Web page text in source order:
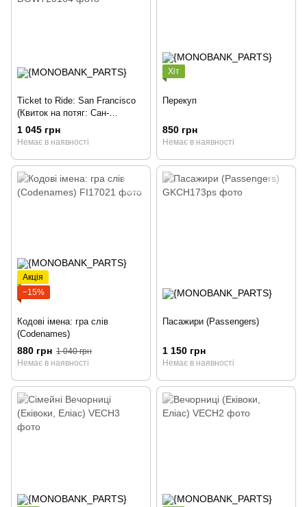
Ticket to Ride: San Francisco
(Квиток на потяг: Сан-
Франциско) (EN)
1 045 грн
Немає в наявності
Хіт
Перекуп
850 грн
Немає в наявності
Акція
−15%
Кодові імена: гра слів
(Codenames)
880 грн 1 040 грн
Немає в наявності
Пасажири (Passengers)
1 150 грн
Немає в наявності